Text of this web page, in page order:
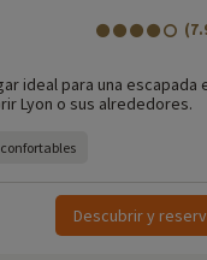
ideal para una escapada
Lyon o sus alrededores.
confortables
Descubrir y